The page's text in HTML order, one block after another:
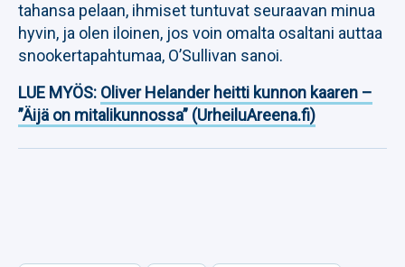
tahansa pelaan, ihmiset tuntuvat seuraavan minua
hyvin, ja olen iloinen, jos voin omalta osaltani auttaa
snookertapahtumaa, O’Sullivan sanoi.
LUE MYÖS: Oliver Helander heitti kunnon kaaren –
”Äijä on mitalikunnossa” (UrheiluAreena.fi)